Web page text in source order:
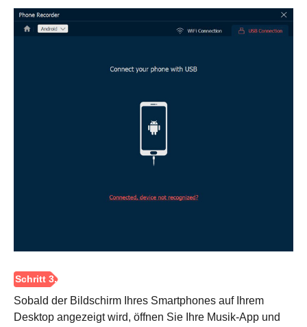
Sobald der Bildschirm Ihres Smartphones auf Ihrem
Desktop angezeigt wird, öffnen Sie Ihre Musik-App und